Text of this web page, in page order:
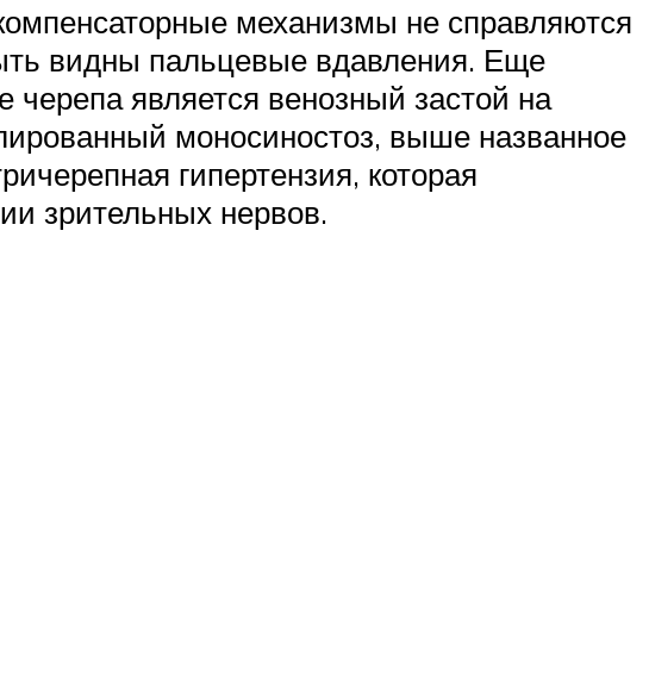
механизмы не справляются
видны пальцевые вдавления. Еще
является венозный застой на
моносиностоз, выше названное
гипертензия, которая
зрительных нервов.